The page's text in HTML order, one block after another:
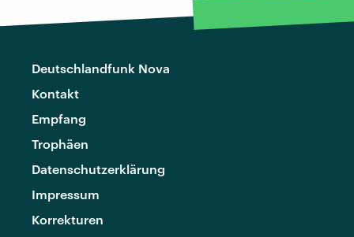
Deutschlandfunk Nova
Kontakt
Empfang
Trophäen
Datenschutzerklärung
Impressum
Korrekturen